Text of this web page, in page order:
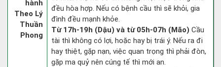
hành
Theo Lý
Thuần
Phong
đều hòa hợp. Nếu có bệnh cầu thì sẽ khỏi, gia
đình đều mạnh khỏe.
Từ 17h-19h (Dậu) và từ 05h-07h (Mão) Cầu
tài thì không có lợi, hoặc hay bị trái ý. Nếu ra đi
hay thiệt, gặp nạn, việc quan trọng thì phải đòn,
gặp ma quỷ nên cúng tế thì mới an.